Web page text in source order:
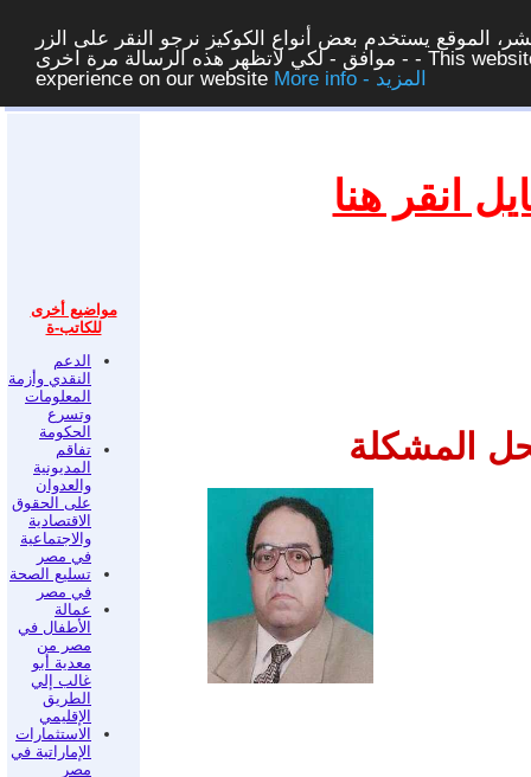
الموقع يستخدم بعض أنواع الكوكيز نرجو النقر على الزر
- موافق - لكي لاتظهر هذه الرسالة مرة اخرى - This website uses cookies to ensure you get the best
experience on our website
More info - المزيد
غلق
مواضيع أخرى
للكاتب-ة
الدعم
النقدي وأزمة
المعلومات
وتسرع
الحكومة
تفاقم
المديونية
والعدوان
على الحقوق
الاقتصادية
والاجتماعية
في مصر
تسليع الصحة
في مصر
عمالة
الأطفال في
مصر من
معدية أبو
غالب إلي
الطريق
الإقليمي
الاستثمارات
الإماراتية في
مصر
انقر هنا
المشكلة